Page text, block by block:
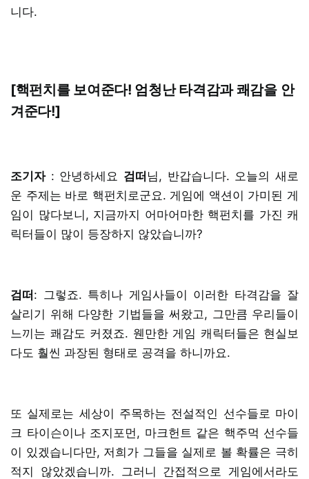
니다.
[핵펀치를 보여준다! 엄청난 타격감과 쾌감을 안
겨준다!]
조기자: 안녕하세요 검떠 님, 반갑습니다. 오늘의 새로
운 주제는 바로 핵펀치로군요. 게임에 액션이 가미된 게
임이 많다보니, 지금까지 어마어마한 핵펀치를 가진 캐
릭터들이 많이 등장하지 않았습니까?
검떠: 그렇죠. 특히나 게임사들이 이러한 타격감을 잘
살리기 위해 다양한 기법들을 써왔고, 그만큼 우리들이
느끼는 쾌감도 커졌죠. 웬만한 게임 캐릭터들은 현실보
다도 훨씬 과장된 형태로 공격을 하니까요.
또 실제로는 세상이 주목하는 전설적인 선수들로 마이
크 타이슨이나 조지포먼, 마크헌트 같은 핵주먹 선수들
이 있겠습니다만, 저희가 그들을 실제로 볼 확률은 극히
적지 않았겠습니까. 그러니 간접적으로 게임에서라도